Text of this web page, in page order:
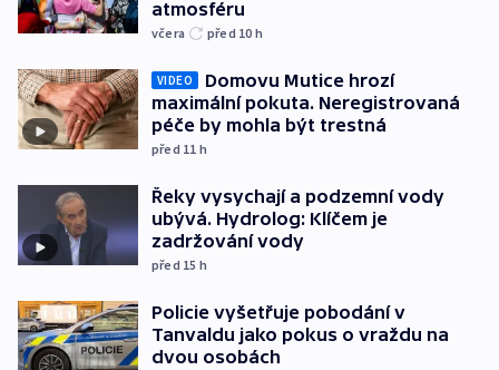
atmosféru
včera před 10 h
VIDEO
Domovu Mutice hrozí
maximální pokuta. Neregistrovaná
péče by mohla být trestná
před 11 h
Řeky vysychají a podzemní vody
ubývá. Hydrolog: Klíčem je
zadržování vody
před 15 h
Policie vyšetřuje pobodání v
Tanvaldu jako pokus o vraždu na
dvou osobách